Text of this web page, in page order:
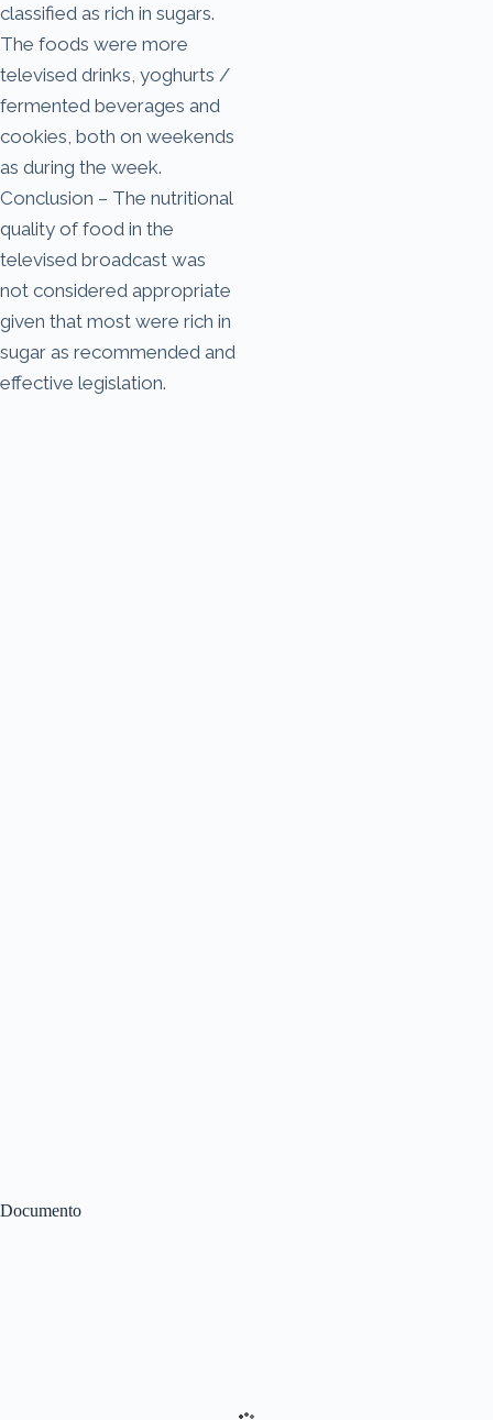
Documento
classified as rich in sugars.
The foods were more
televised drinks, yoghurts /
fermented beverages and
cookies, both on weekends
as during the week.
Conclusion – The nutritional
quality of food in the
televised broadcast was
not considered appropriate
given that most were rich in
sugar as recommended and
effective legislation.